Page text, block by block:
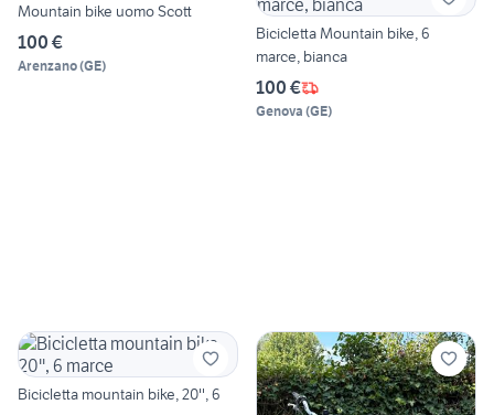
Mountain bike uomo Scott
100 €
Arenzano(GE)
Bicicletta Mountain bike, 6
marce, bianca
100 €
Genova (GE)
Bicicletta mountain bike, 20'', 6